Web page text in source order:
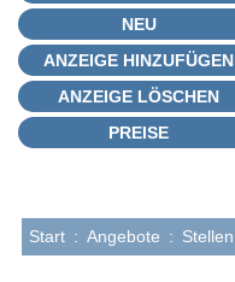
NEU
ANZEIGE HINZUFÜGEN
ANZEIGE LÖSCHEN
PREISE
Start : Angebote : Stellen